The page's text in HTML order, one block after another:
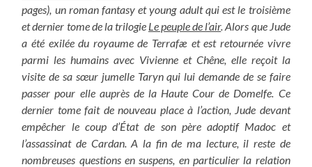
pages), un roman fantasy et young adult qui est le troisième
et dernier tome de la trilogie Le peuple de l’air. Alors que Jude
a été exilée du royaume de Terrafæ et est retournée vivre
parmi les humains avec Vivienne et Chêne, elle reçoit la
visite de sa sœur jumelle Taryn qui lui demande de se faire
passer pour elle auprès de la Haute Cour de Domelfe. Ce
dernier tome fait de nouveau place à l’action, Jude devant
empêcher le coup d’État de son père adoptif Madoc et
l’assassinat de Cardan. A la fin de ma lecture, il reste de
nombreuses questions en suspens, en particulier la relation